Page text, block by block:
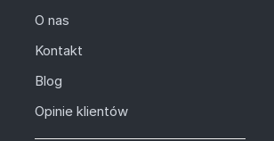
O nas
Kontakt
Blog
Opinie klientów